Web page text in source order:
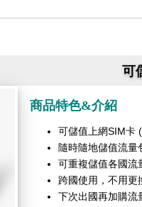
可
商品特色&介紹
可儲值上網SIM卡
隨時隨地儲值流量
可重複儲值各國流
跨國使用，不用更
下次出國再加購流